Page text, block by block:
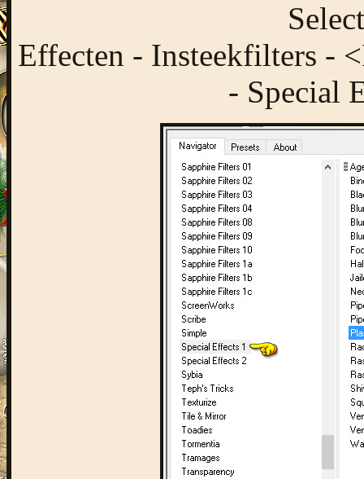
Effecten - Insteekfilters -
- Special